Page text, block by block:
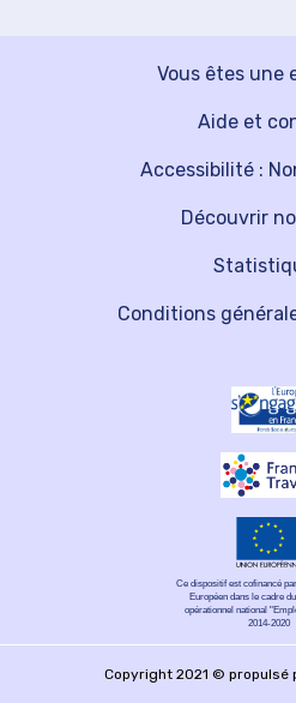
Vous êtes une
Découvrir
Aide et
Accessibilité :
Conditions
Ce dispositif est cofinancé
Européen dans le cadre
opérationnel national
2014-2020
Copyright 2021 © propulsé